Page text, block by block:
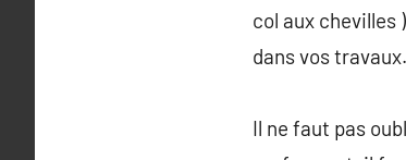
col aux chevilles
dans vos travaux.
Il ne faut pas